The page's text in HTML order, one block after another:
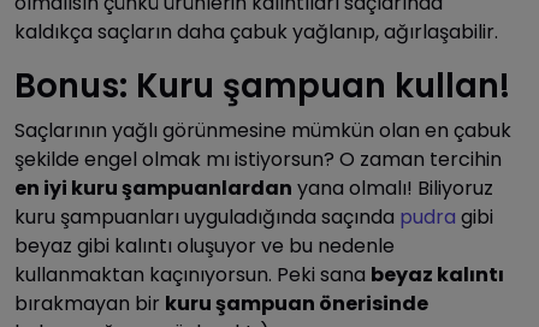
kaldıkça saçların daha çabuk yağlanıp, ağırlaşabilir.
Bonus: Kuru şampuan kullan!
Saçlarının yağlı görünmesine mümkün olan en çabuk
şekilde engel olmak mı istiyorsun? O zaman tercihin
en iyi kuru şampuanlardan yana olmalı! Biliyoruz
kuru şampuanları uyguladığında saçında pudra gibi
beyaz gibi kalıntı oluşuyor ve bu nedenle
kullanmaktan kaçınıyorsun. Peki sana beyaz kalıntı
bırakmayan bir kuru şampuan önerisinde